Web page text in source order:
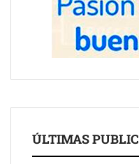
ÚLTIMAS